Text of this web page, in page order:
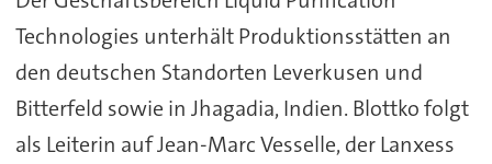
Technologies unterhält Produktionsstätten an
den deutschen Standorten Leverkusen und
Bitterfeld sowie in Jhagadia, Indien. Blottko folgt
als Leiterin auf Jean-Marc Vesselle, der Lanxess